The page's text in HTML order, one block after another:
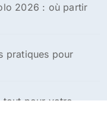
2026 : où partir
pratiques pour
tout pour votre